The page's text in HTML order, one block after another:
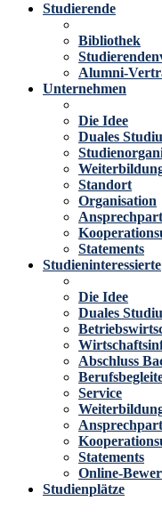
Studierende
Bibliothek
Alumni-
Unternehmen
Die Idee
Duales
Standort
Organisation
Statements
Studieninteressierte
Die Idee
Duales
Abschluss
Service
Statements
Online-
Studienplätze